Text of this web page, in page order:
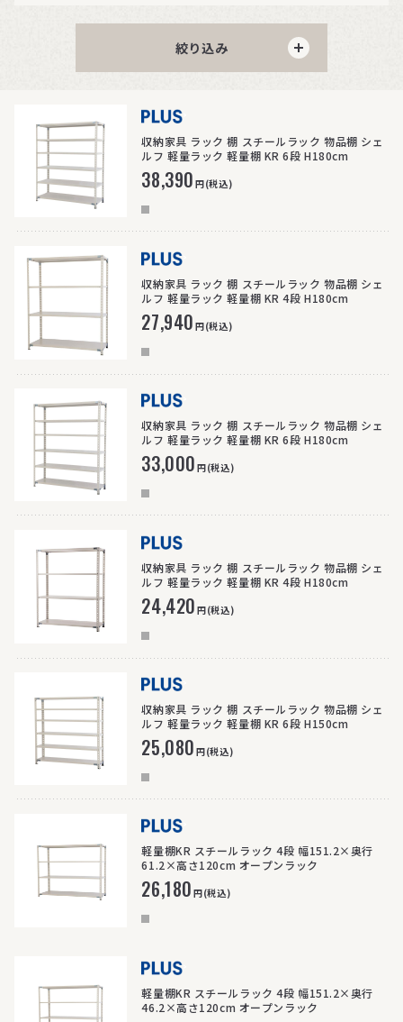
絞り込み
>
収納家具 ラック 棚 スチールラック 物品棚 シェ
ルフ 軽量ラック 軽量棚 KR 6段 H180cm
38,390円(税込)
>
収納家具 ラック 棚 スチールラック 物品棚 シェ
ルフ 軽量ラック 軽量棚 KR 4段 H180cm
27,940円(税込)
>
収納家具 ラック 棚 スチールラック 物品棚 シェ
ルフ 軽量ラック 軽量棚 KR 6段 H180cm
33,000円(税込)
>
収納家具 ラック 棚 スチールラック 物品棚 シェ
ルフ 軽量ラック 軽量棚 KR 4段 H180cm
24,420円(税込)
>
収納家具 ラック 棚 スチールラック 物品棚 シェ
ルフ 軽量ラック 軽量棚 KR 6段 H150cm
25,080円(税込)
>
軽量棚KR スチールラック 4段 幅151.2×奥行
61.2×高さ120cm オープンラック
26,180円(税込)
>
軽量棚KR スチールラック 4段 幅151.2×奥行
46.2×高さ120cm オープンラック